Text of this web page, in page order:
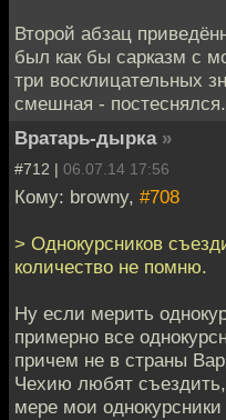
Второй абзац
был как бы сарказм с
три восклицательных
смешная - постеснялся.
Вратарь-дырка »
#712 | 06.07.14 17:56
Кому: browny, #708
> Однокурсников
количество не помню.
Ну если мерить
примерно все
причем не в страны
Чехию любят
мере мои